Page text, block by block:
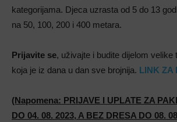
kategorijama. Djeca uzrasta od 5 do 13
na 50, 100, 200 i 400 metara.
Prijavite se, uživajte i budite dijelom
koja je iz dana u dan sve brojnija. LINK ZA
(Napomena: PRIJAVE I UPLATE ZA
DO 04. 08. 2023, A BEZ DRESA DO 08.